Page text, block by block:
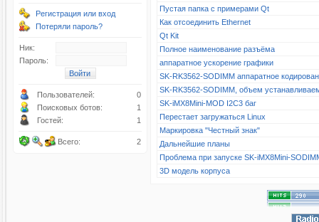
Регистрация или вход
Потеряли пароль?
Ник:
Пароль:
Пользователей:
0
Поисковых ботов:
1
Гостей:
1
Всего: 2
Пустая папка с примерами Qt
Как отсоединить Ethernet
Qt Kit
Полное наименование разъёма
аппаратное ускорение графики
SK-RK3562-SODIMM аппаратное
SK-RK3562-SODIMM, объем
SK-iMX8Mini-MOD I2C3 баг
Перестает загружаться Linux
Маркировка "Честный знак"
Дальнейшие планы
Проблема при запуске SK-iMX8Mini-
3D модель корпуса